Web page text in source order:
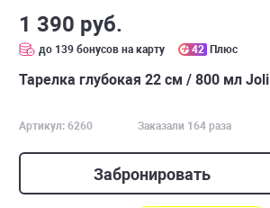
1 390 руб.
до 139 бонусов на карту 42 Плюс
Тарелка глубокая 22 см / 800 мл Joli
Артикул: 6260 Заказали 164 раза
Забронировать